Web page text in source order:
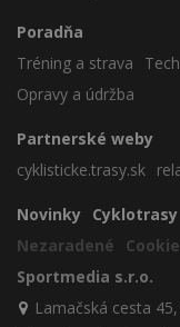
Poradňa
Tréning a strava
Opravy a údržba
Partnerské weby
cyklisticke.trasy.sk
Novinky Cyklotrasy
Nezaradené
Sportmedia s.r.o.
Lamačská cesta